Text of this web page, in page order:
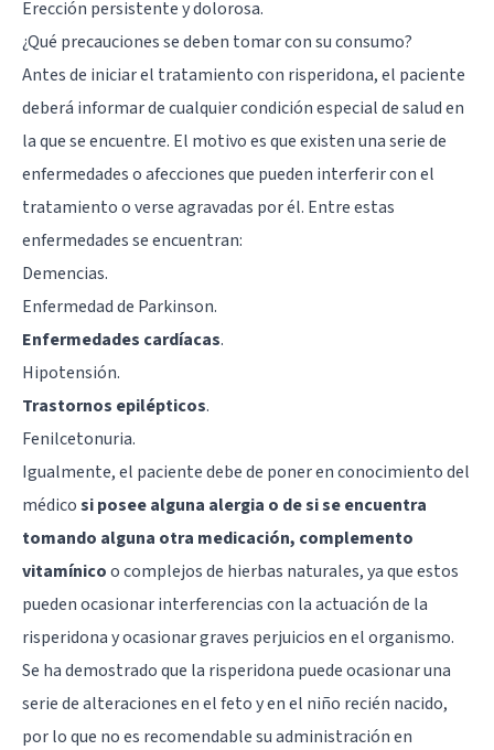
Erección persistente y dolorosa.
¿Qué precauciones se deben tomar con su consumo?
Antes de iniciar el tratamiento con risperidona, el paciente
deberá informar de cualquier condición especial de salud en
la que se encuentre. El motivo es que existen una serie de
enfermedades o afecciones que pueden interferir con el
tratamiento o verse agravadas por él. Entre estas
enfermedades se encuentran:
Demencias.
Enfermedad de Parkinson.
Enfermedades cardíacas.
Hipotensión.
Trastornos epilépticos.
Fenilcetonuria.
Igualmente, el paciente debe de poner en conocimiento del
médicosi posee alguna alergia o de si se encuentra
tomando alguna otra medicación, complemento
vitamínicoo complejos de hierbas naturales, ya que estos
pueden ocasionar interferencias con la actuación de la
risperidona y ocasionar graves perjuicios en el organismo.
Se ha demostrado que la risperidona puede ocasionar una
serie de alteraciones en el feto y en el niño recién nacido,
por lo que no es recomendable su administración en